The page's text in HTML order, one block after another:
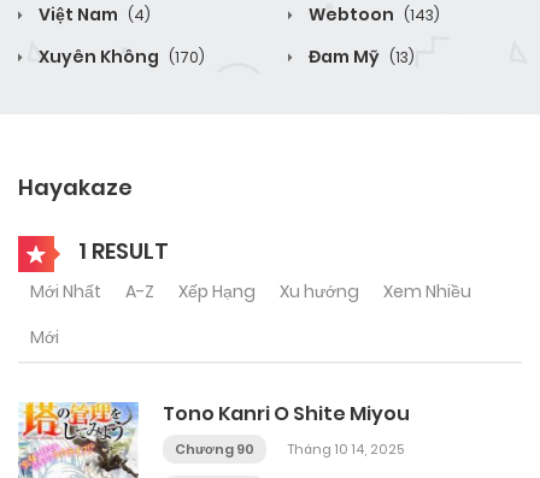
Việt Nam (4) Webtoon (143)
Xuyên Không (170) Đam Mỹ (13)
Hayakaze
1 RESULT
Mới Nhất A-Z Xếp Hạng Xu hướng
Xem Nhiều
Mới
Tono Kanri O Shite Miyou
Chương 90 Tháng 10 14, 2025